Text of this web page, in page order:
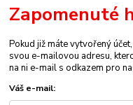
Zapomenuté
Pokud již máte vytvořený
svou e-mailovou adresu,
na ni e-mail s odkazem pro
Váš e-mail: